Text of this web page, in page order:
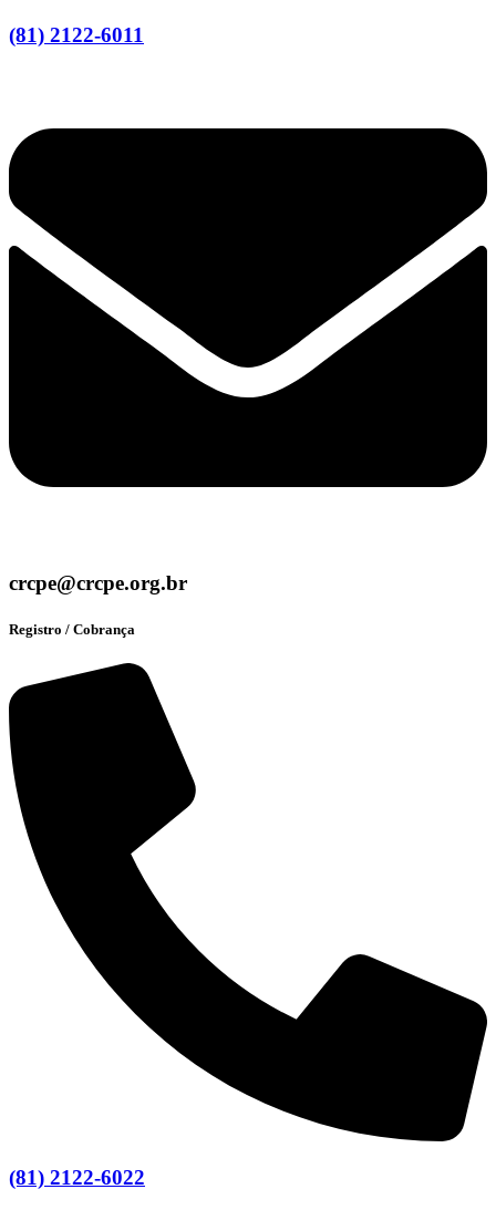
(81) 2122-6011
crcpe@crcpe.org.br
Registro / Cobrança
(81) 2122-6022